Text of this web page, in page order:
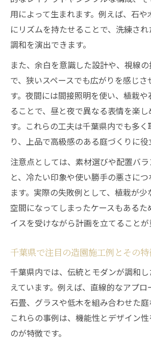
用によって生まれます。例えば、石
にリズムを持たせることで、洗練さ
調和を演出できます。
また、余白を意識した設計や、視線
で、狭いスペースでも広がりを感じ
す。夜間には間接照明を使い、植栽
ることで、昼と夜で異なる表情を楽
す。これらの工夫は千葉県内でも多
り、上品で高級感のある庭づくりに役
注意点としては、素材選びや配置バ
と、冷たい印象や使い勝手の悪さに
ます。実際の失敗例として、植栽が
空間になってしまったケースもある
イスを受けながら計画を立てることが
千葉県で注目の造園施工例とその
千葉県内では、伝統とモダンが調和
えています。例えば、直線的なアプ
石畳、グラスや低木を組み合わせた庭
これらの事例は、機能性とデザイン
のが特徴です。